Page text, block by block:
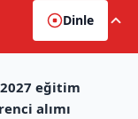
Dinle
eğitim
alımı